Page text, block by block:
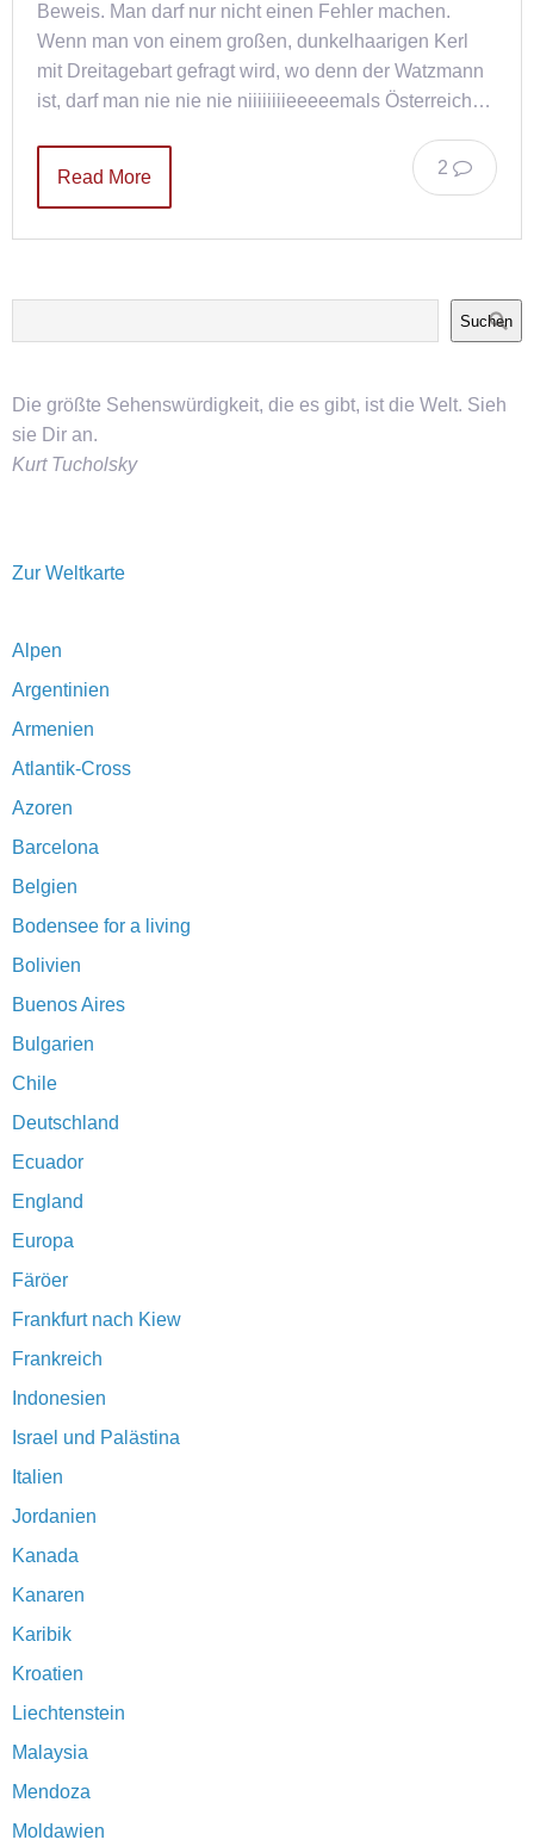
Beweis. Man darf nur nicht einen Fehler machen.
Wenn man von einem großen, dunkelhaarigen Kerl
mit Dreitagebart gefragt wird, wo denn der Watzmann
ist, darf man nie nie nie niiiiiiiieeeeemals Österreich…
2
Read More
Suchen
Die größte Sehenswürdigkeit, die es gibt, ist die Welt. Sieh
sie Dir an.
Kurt Tucholsky
Zur Weltkarte
Alpen
Argentinien
Armenien
Atlantik-Cross
Azoren
Barcelona
Belgien
Bodensee for a living
Bolivien
Buenos Aires
Bulgarien
Chile
Deutschland
Ecuador
England
Europa
Färöer
Frankfurt nach Kiew
Frankreich
Indonesien
Israel und Palästina
Italien
Jordanien
Kanada
Kanaren
Karibik
Kroatien
Liechtenstein
Malaysia
Mendoza
Moldawien